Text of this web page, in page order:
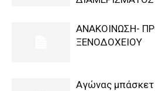
ΑΝΑΚΟΙΝΩΣΗ-
ΞΕΝΟΔΟΧΕΙΟΥ
Αγώνας μπάσκετ